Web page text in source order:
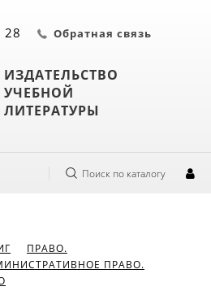
ИЗДАТЕЛЬСТВО
УЧЕБНОЙ
ЛИТЕРАТУРЫ
28 Обратная связь
Поиск по каталогу
ПРАВО.
ПРАВО.